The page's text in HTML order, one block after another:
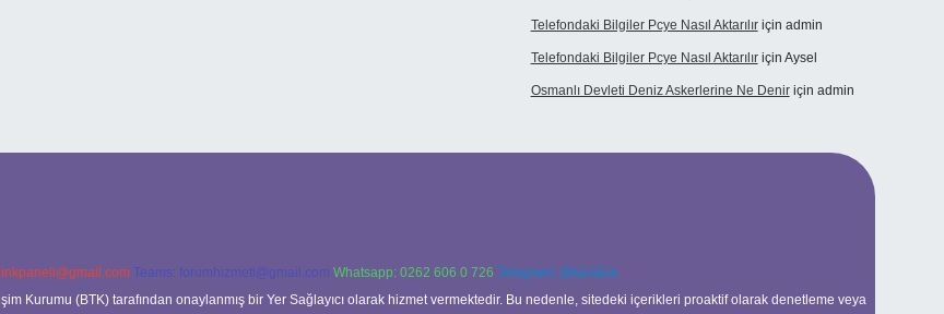
Telefondaki Bilgiler Pcye Nasıl Aktarılıriçin admin
Telefondaki Bilgiler Pcye Nasıl Aktarılıriçin Aysel
Osmanlı Devleti Deniz Askerlerine Ne Deniriçin admin
Teams: forumhizmeti@gmail.com Whatsapp: 0262 606 0 726 Telegram: @karabul
Kurumu (BTK) tarafından onaylanmış bir Yer Sağlayıcı olarak hizmet vermektedir. Bu nedenle, sitedeki içerikleri proaktif olarak denetleme veya